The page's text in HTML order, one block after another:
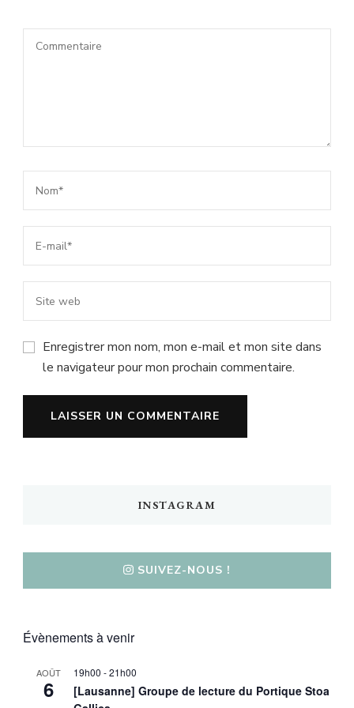
Enregistrer mon nom, mon e-mail et mon site dans
le navigateur pour mon prochain commentaire.
INSTAGRAM
SUIVEZ-NOUS !
Évènements à venir
AOÛT
6
19h00 -21h00
[Lausanne] Groupe de lecture du Portique Stoa